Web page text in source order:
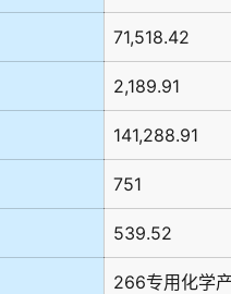
71,518.42
2,189.91
141,288.91
751
539.52
266专用化学